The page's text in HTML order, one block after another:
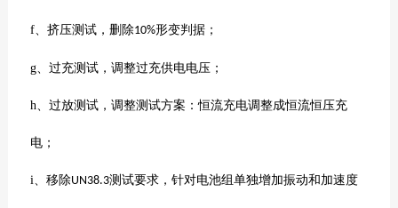
f、挤压测试，删除10%形变判据；
g、过充测试，调整过充供电电压；
h 、过放测试，调整测试方案：恒流充电调整成恒流恒压充
电；
i 、移除UN38.3测试要求，针对电池组单独增加振动和加速度